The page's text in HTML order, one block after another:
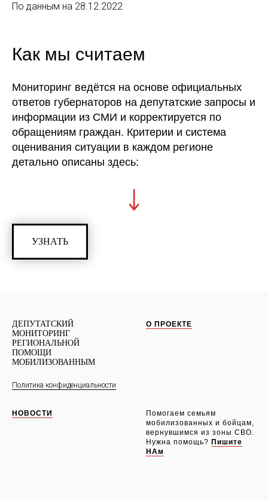
По данным на 28.12.2022
Как мы считаем
Мониторинг ведётся на основе официальных
ответов губернаторов на депутатские запросы и
информации из СМИ и корректируется по
обращениям граждан. Критерии и система
оценивания ситуации в каждом регионе
детально описаны здесь:
УЗНАТЬ
ДЕПУТАТСКИЙ
МОНИТОРИНГ
РЕГИОНАЛЬНОЙ
ПОМОЩИ
МОБИЛИЗОВАННЫМ
Политика конфиденциальности
О ПРОЕКТЕ
НОВОСТИ
Помогаем семьям
мобилизованных и бойцам,
вернувшимся из зоны СВО.
Нужна помощь? Пишите
НАм